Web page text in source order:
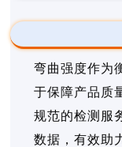
弯曲强度作为
于保障产品质
规范的检测服
数据，有效助